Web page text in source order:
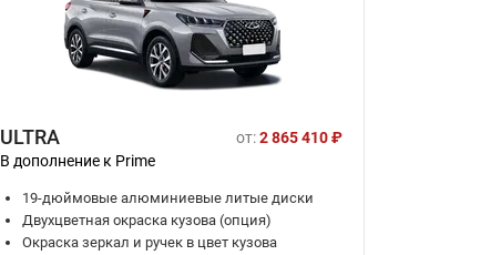
ULTRA от:2 865 410 ₽
В дополнение к Prime
19-дюймовые алюминиевые литые диски
Двухцветная окраска кузова (опция)
Окраска зеркал и ручек в цвет кузова